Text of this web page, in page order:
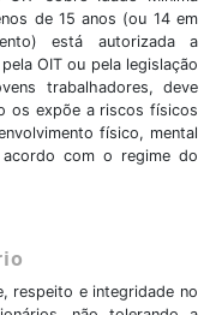
de 15 anos (ou 14 em
está autorizada a
OIT ou pela legislação
trabalhadores, deve
os expõe a riscos físicos
físico, mental
com o regime do
respeito e integridade no